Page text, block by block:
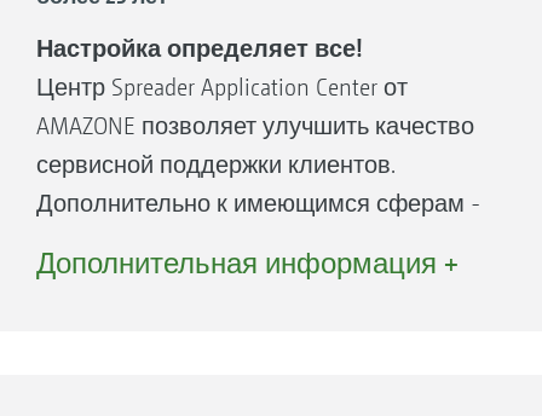
Настройка определяет все!
Центр Spreader Application Center от
AMAZONE позволяет улучшить качество
сервисной поддержки клиентов.
Дополнительно к имеющимся сферам -
павильон – центр Spreader Application
Дополнительная информация +